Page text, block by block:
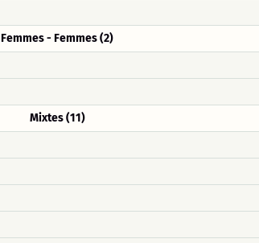
Femmes - Femmes (2)
Mixtes (11)